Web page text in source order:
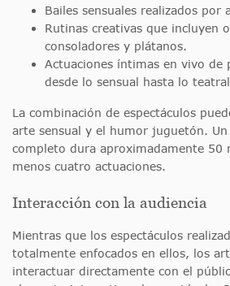
Bailes sensuales realizados por
Rutinas creativas que incluyen
consoladores y plátanos.
Actuaciones íntimas en vivo de
desde lo sensual hasta lo
La combinación de espectáculos
arte sensual y el humor juguetón. Un
completo dura aproximadamente 50
menos cuatro actuaciones.
Interacción con la audiencia
Mientras que los espectáculos
totalmente enfocados en ellos, los
interactuar directamente con el